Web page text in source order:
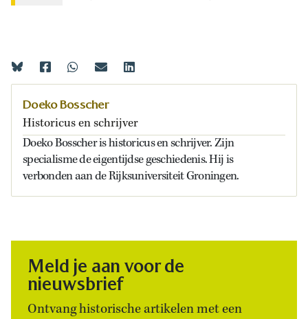
Doeko Bosscher
Historicus en schrijver
Doeko Bosscher is historicus en schrijver. Zijn
specialisme de eigentijdse geschiedenis. Hij is
verbonden aan de Rijksuniversiteit Groningen.
Meld je aan voor de
nieuwsbrief
Ontvang historische artikelen met een